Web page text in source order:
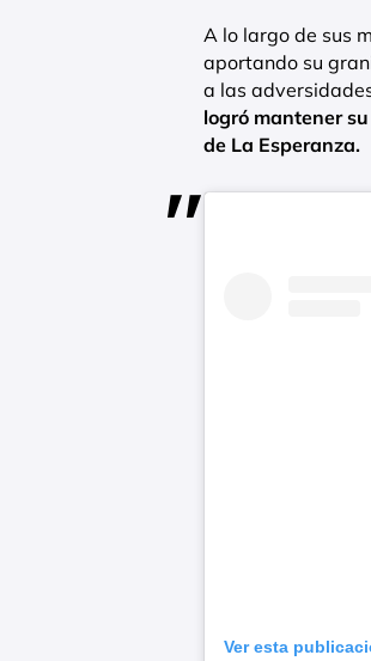
A lo largo de sus
aportando su
a las
logró mantener
de La Esperanza.
Ver esta